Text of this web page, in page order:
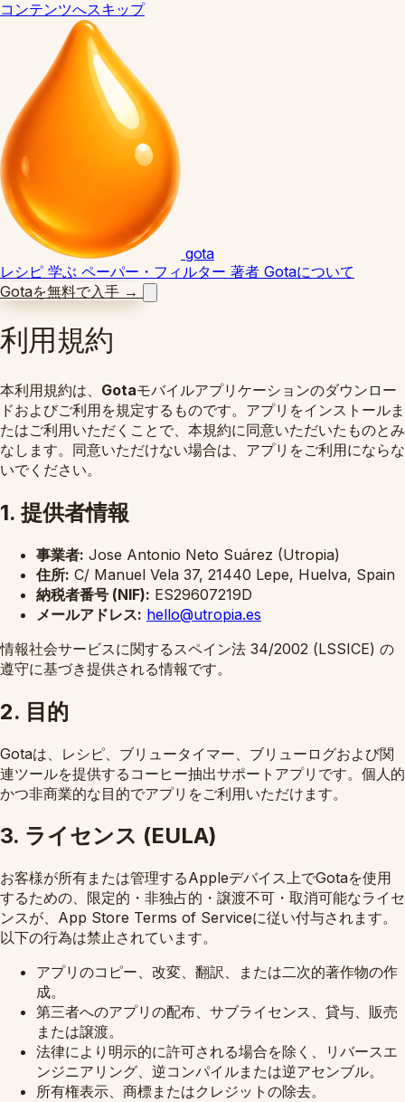
コンテンツへスキップ
gota
レシピ 学ぶ ペーパー・フィルター 著者 Gotaについて
Gotaを無料で入手 →
利用規約
本利用規約は、 Gotaモバイルアプリケーションのダウンロー
ドおよびご利用を規定するものです。アプリをインストールま
たはご利用いただくことで、本規約に同意いただいたものとみ
なします。同意いただけない場合は、アプリをご利用にならな
いでください。
1. 提供者情報
事業者: Jose Antonio Neto Suárez (Utropia)
住所: C/ Manuel Vela 37, 21440 Lepe, Huelva, Spain
納税者番号 (NIF): ES29607219D
メールアドレス: hello@utropia.es
情報社会サービスに関するスペイン法 34/2002 (LSSICE) の
遵守に基づき提供される情報です。
2. 目的
Gotaは、レシピ、ブリュータイマー、ブリューログおよび関
連ツールを提供するコーヒー抽出サポートアプリです。個人的
かつ非商業的な目的でアプリをご利用いただけます。
3. ライセンス (EULA)
お客様が所有または管理するAppleデバイス上でGotaを使用
するための、限定的・非独占的・譲渡不可・取消可能なライセ
ンスが、 App Store Terms of Serviceに従い付与されます。
以下の行為は禁止されています。
アプリのコピー、改変、翻訳、または二次的著作物の作
成。
第三者へのアプリの配布、サブライセンス、貸与、販売
または譲渡。
法律により明示的に許可される場合を除く、リバースエ
ンジニアリング、逆コンパイルまたは逆アセンブル。
所有権表示、商標またはクレジットの除去。